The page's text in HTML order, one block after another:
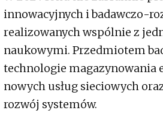
innowacyjnych i badawczo-
realizowanych wspólnie z
naukowymi. Przedmiotem
technologie magazynowania
nowych usług sieciowych
rozwój systemów.